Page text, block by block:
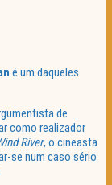
é um daqueles
de
como realizador
River, o cineasta
se num caso sério